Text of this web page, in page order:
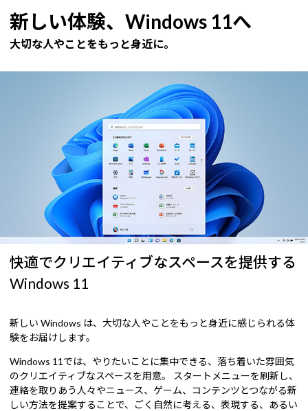
新しい体験、Windows 11へ
大切な人やことをもっと身近に。
快適でクリエイティブなスペースを提供する
Windows 11
新しい Windows は、大切な人やことをもっと身近に感じられる体
験をお届けします。
Windows 11では、やりたいことに集中できる、落ち着いた雰囲気
のクリエイティブなスペースを用意。 スタートメニューを刷新し、
連絡を取りあう人々やニュース、ゲーム、コンテンツとつながる新
しい方法を提案することで、ごく自然に考える、表現する、あるい